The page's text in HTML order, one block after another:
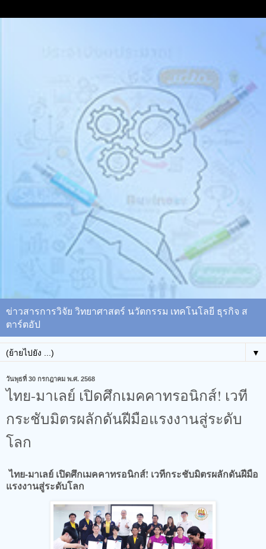
ข่าวสารการวิจัย วิทยาศาสตร์ นวัตกรรม เทคโนโลยี ธุรกิจ ส
ตาร์ตอัป
▼
วันพุธที่ 30 กรกฎาคม พ.ศ. 2568
ไทย-มาเลย์ เปิดศึกเมคคาทรอนิกส์! เวที
กระชับมิตรผลักดันฝีมือแรงงานสู่ระดับ
โลก
ไทย-มาเลย์ เปิดศึกเมคคาทรอนิกส์! เวทีกระชับมิตรผลักดันฝีมือ
แรงงานสู่ระดับโลก